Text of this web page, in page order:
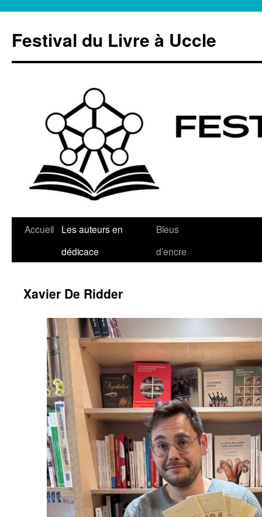
contenu
Festival du Livre à Uccle
Accueil
Les auteurs en
dédicace
Bleus
d’encre
Xavier De Ridder